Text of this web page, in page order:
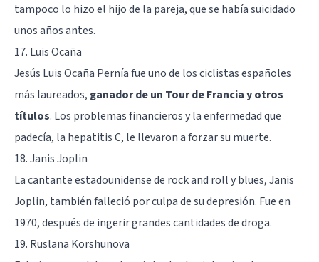
tampoco lo hizo el hijo de la pareja, que se había suicidado
unos años antes.
17. Luis Ocaña
Jesús Luis Ocaña Pernía fue uno de los ciclistas españoles
más laureados, ganador de un Tour de Francia y otros
títulos. Los problemas financieros y la enfermedad que
padecía, la hepatitis C, le llevaron a forzar su muerte.
18. Janis Joplin
La cantante estadounidense de rock and roll y blues, Janis
Joplin, también falleció por culpa de su depresión. Fue en
1970, después de ingerir grandes cantidades de droga.
19. Ruslana Korshunova